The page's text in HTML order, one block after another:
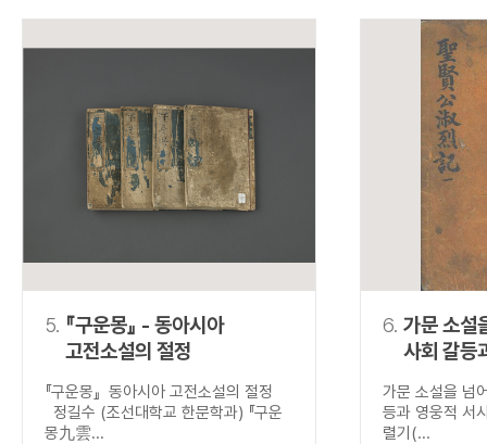
5. 『구운몽』 - 동아시아
고전소설의 절정
『구운몽』 동아시아 고전소설의 절정
정길수 (조선대학교 한문학과) 『구운
몽九雲...
6. 가문 소설
사회 갈등
(聖賢公
가문 소설을
등과 영웅적
렬기(...